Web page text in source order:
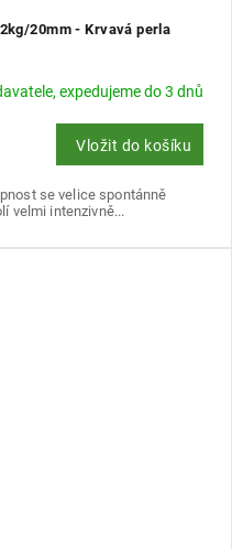
20mm - Krvavá perla
expedujeme do 3 dnů
Vložit do košíku
se velice spontánně
velmi intenzivně...